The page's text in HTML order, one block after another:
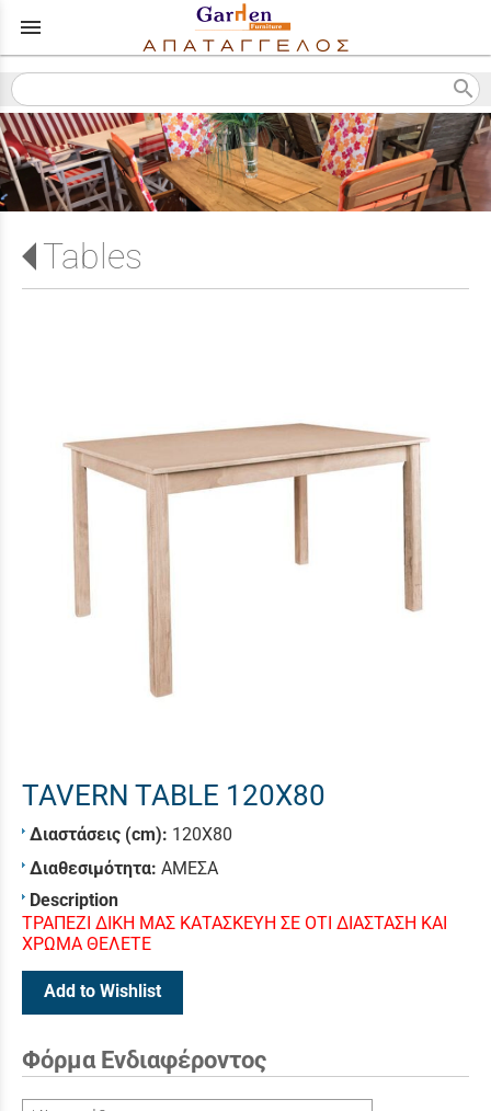
menu
search
Tables
TAVERN TABLE 120X80
Διαστάσεις (cm): 120X80
Διαθεσιμότητα: ΑΜΕΣΑ
Description
ΤΡΑΠΕΖΙ ΔΙΚΗ ΜΑΣ ΚΑΤΑΣΚΕΥΗ ΣΕ ΟΤΙ ΔΙΑΣΤΑΣΗ ΚΑΙ
ΧΡΩΜΑ ΘΕΛΕΤΕ
Add to Wishlist
Φόρμα Ενδιαφέροντος